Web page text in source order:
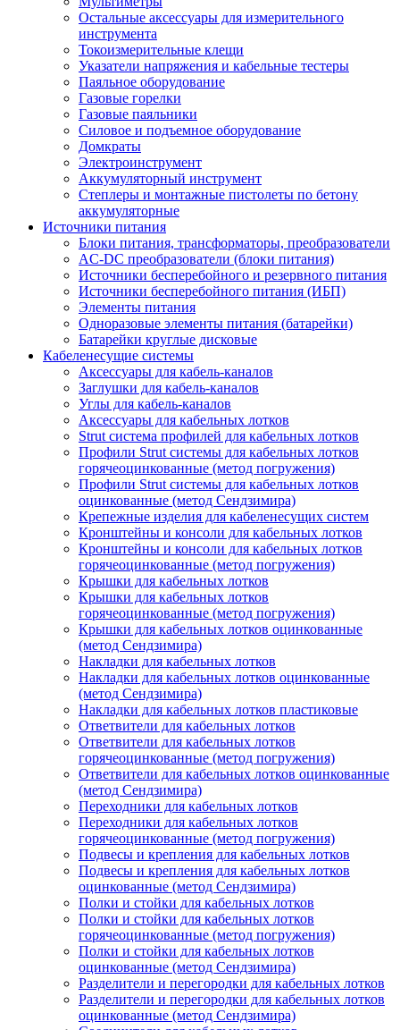
Остальные аксессуары для измерительного
инструмента
Токоизмерительные клещи
Указатели напряжения и кабельные тестеры
Паяльное оборудование
Газовые горелки
Газовые паяльники
Силовое и подъемное оборудование
Домкраты
Электроинструмент
Аккумуляторный инструмент
Степлеры и монтажные пистолеты по бетону
аккумуляторные
Источники питания
Блоки питания, трансформаторы, преобразователи
AC-DC преобразователи (блоки питания)
Источники бесперебойного и резервного питания
Источники бесперебойного питания (ИБП)
Элементы питания
Одноразовые элементы питания (батарейки)
Батарейки круглые дисковые
Кабеленесущие системы
Аксессуары для кабель-каналов
Заглушки для кабель-каналов
Углы для кабель-каналов
Аксессуары для кабельных лотков
Strut система профилей для кабельных лотков
Профили Strut системы для кабельных лотков
горячеоцинкованные (метод погружения)
Профили Strut системы для кабельных лотков
оцинкованные (метод Сендзимира)
Крепежные изделия для кабеленесущих систем
Кронштейны и консоли для кабельных лотков
Кронштейны и консоли для кабельных лотков
горячеоцинкованные (метод погружения)
Крышки для кабельных лотков
Крышки для кабельных лотков
горячеоцинкованные (метод погружения)
Крышки для кабельных лотков оцинкованные
(метод Сендзимира)
Накладки для кабельных лотков
Накладки для кабельных лотков оцинкованные
(метод Сендзимира)
Накладки для кабельных лотков пластиковые
Ответвители для кабельных лотков
Ответвители для кабельных лотков
горячеоцинкованные (метод погружения)
Ответвители для кабельных лотков оцинкованные
(метод Сендзимира)
Переходники для кабельных лотков
Переходники для кабельных лотков
горячеоцинкованные (метод погружения)
Подвесы и крепления для кабельных лотков
Подвесы и крепления для кабельных лотков
оцинкованные (метод Сендзимира)
Полки и стойки для кабельных лотков
Полки и стойки для кабельных лотков
горячеоцинкованные (метод погружения)
Полки и стойки для кабельных лотков
оцинкованные (метод Сендзимира)
Разделители и перегородки для кабельных лотков
Разделители и перегородки для кабельных лотков
оцинкованные (метод Сендзимира)